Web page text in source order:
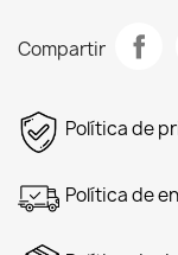
Compartir
Política de
Política de